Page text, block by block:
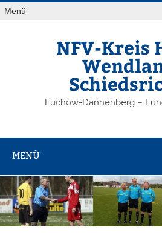
Zum
Inhalt
Menü
NFV-Kreis
Lüchow-Dannenberg –
MENÜ